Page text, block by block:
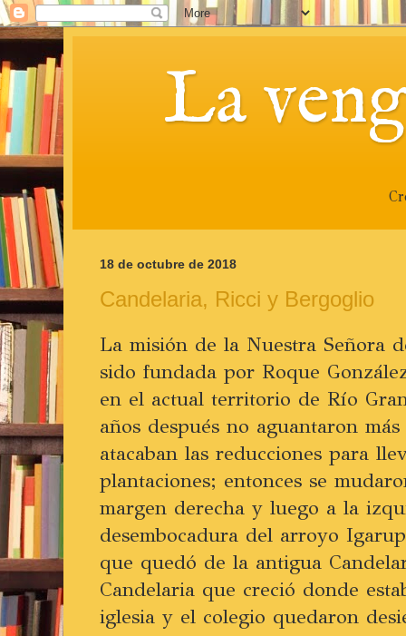
La
18 de octubre de 2018
Candelaria, Ricci y Bergoglio
La misión de la Nuestra Señora
sido fundada por Roque
en el actual territorio de Río
años después no aguantaron
atacaban las reducciones para
plantaciones; entonces se
margen derecha y luego a la
desembocadura del arroyo
que quedó de la antigua
Candelaria que creció donde
iglesia y el colegio quedaron